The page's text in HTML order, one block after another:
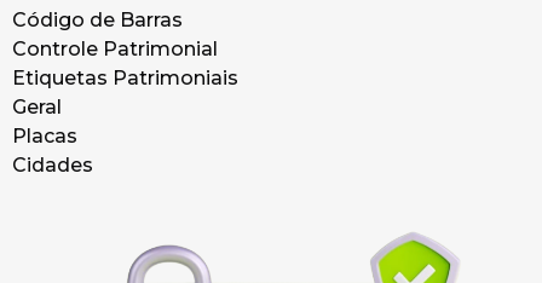
Código de Barras
Controle Patrimonial
Etiquetas Patrimoniais
Geral
Placas
Cidades